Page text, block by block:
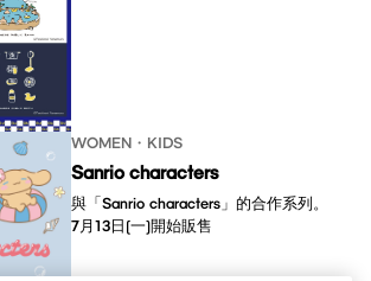
WOMEN・KIDS
Sanrio characters
與「Sanrio characters」的合作系列。​ ​​
7月13日(一)開始販售 ​​​​​​​